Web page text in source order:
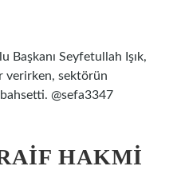
Başkanı Seyfetullah Işık,
verirken, sektörün
@sefa3347
HAKMI